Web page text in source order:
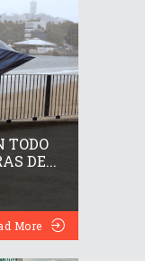
TODO
DE...
More